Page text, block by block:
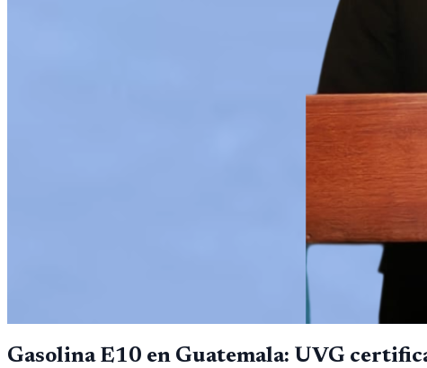
Gasolina E10 en Guatemala: UVG